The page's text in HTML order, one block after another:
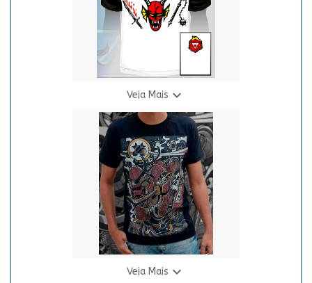
Veja Mais 
Camiseta S.T. - Hell
R$ 35,00
Veja Mais 